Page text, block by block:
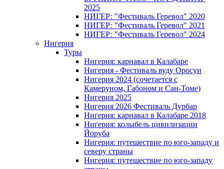
2025
НИГЕР: "Фестиваль Геревол" 2020
НИГЕР: "Фестиваль Геревол" 2021
НИГЕР: "Фестиваль Геревол" 2024
Нигерия
Туры
Нигерия: карнавал в Калабаре
Нигерия - Фестиваль вуду Оросун
Нигерия 2024 (сочетается с
Камеруном, Габоном и Сан-Томе)
Нигерия 2025
Нигерия 2026 Фестиваль Дурбар
Нигерия: карнавал в Калабаре 2018
Нигерия: колыбель цивилизации
Йоруба
Нигерия: путешествие по юго-западу и
северу страны
Нигерия: путешествие по юго-западу